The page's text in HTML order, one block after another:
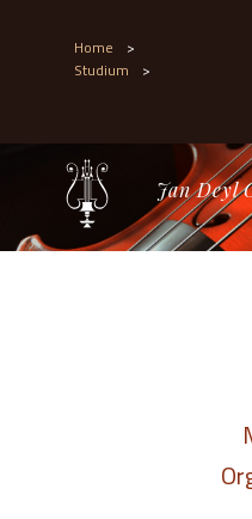
Home >
Studium >
Jan Deyl